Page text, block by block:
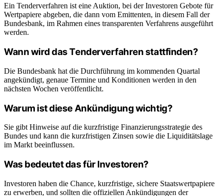
Ein Tenderverfahren ist eine Auktion, bei der Investoren Gebote für
Wertpapiere abgeben, die dann vom Emittenten, in diesem Fall der
Bundesbank, im Rahmen eines transparenten Verfahrens ausgeführt
werden.
Wann wird das Tenderverfahren stattfinden?
Die Bundesbank hat die Durchführung im kommenden Quartal
angekündigt, genaue Termine und Konditionen werden in den
nächsten Wochen veröffentlicht.
Warum ist diese Ankündigung wichtig?
Sie gibt Hinweise auf die kurzfristige Finanzierungsstrategie des
Bundes und kann die kurzfristigen Zinsen sowie die Liquiditätslage
im Markt beeinflussen.
Was bedeutet das für Investoren?
Investoren haben die Chance, kurzfristige, sichere Staatswertpapiere
zu erwerben, und sollten die offiziellen Ankündigungen der